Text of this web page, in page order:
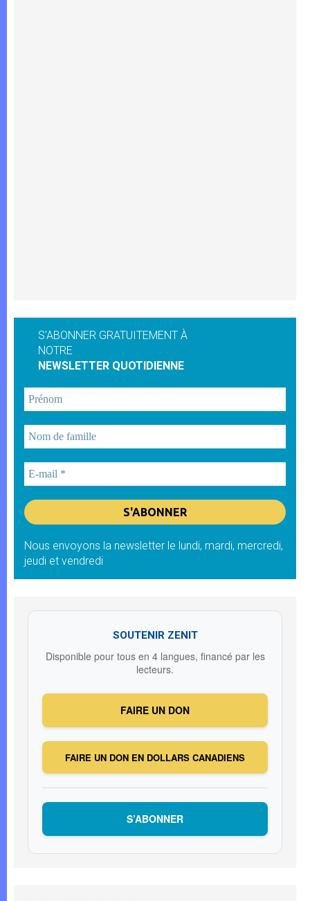
S'ABONNER GRATUITEMENT À
NOTRE
NEWSLETTER QUOTIDIENNE
Nous envoyons la newsletter le lundi, mardi, mercredi,
jeudi et vendredi
SOUTENIR ZENIT
Disponible pour tous en 4 langues, financé par les
lecteurs.
FAIRE UN DON
FAIRE UN DON EN DOLLARS CANADIENS
S’ABONNER